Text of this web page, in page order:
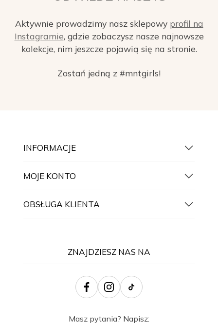
Aktywnie prowadzimy nasz sklepowy profil na
Instagramie, gdzie zobaczysz nasze najnowsze
kolekcje, nim jeszcze pojawią się na stronie.
Zostań jedną z #mntgirls!
INFORMACJE
MOJE KONTO
OBSŁUGA KLIENTA
ZNAJDZIESZ NAS NA
Masz pytania? Napisz: